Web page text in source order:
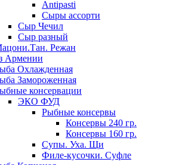
Antipasti
Сыры ассорти
Сыр Чечил
Сыр разный
Режан
Армении
Охлажденная
Замороженная
консервации
ЭКО ФУД
Рыбные консервы
Консервы 240 гр.
Консервы 160 гр.
Супы. Уха. Щи
Филе-кусочки. Суфле